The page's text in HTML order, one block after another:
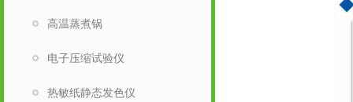
高温蒸煮锅
电子压缩试验仪
热敏纸静态发色仪